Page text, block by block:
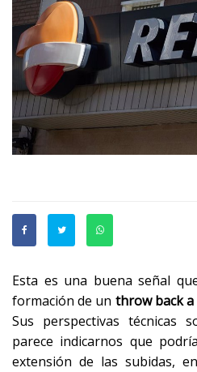
Esta es una buena señal
formación de un throw back a
Sus perspectivas técnicas
parece indicarnos que
extensión de las subidas,